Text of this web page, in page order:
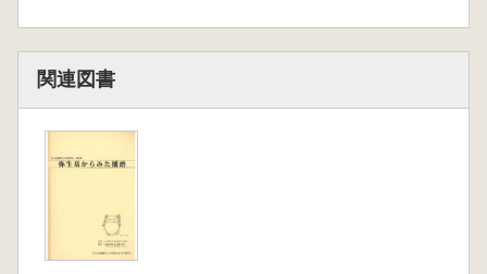
特別報告
西条古墳群発掘調査団「西条52号墓発掘調査の
関連図書